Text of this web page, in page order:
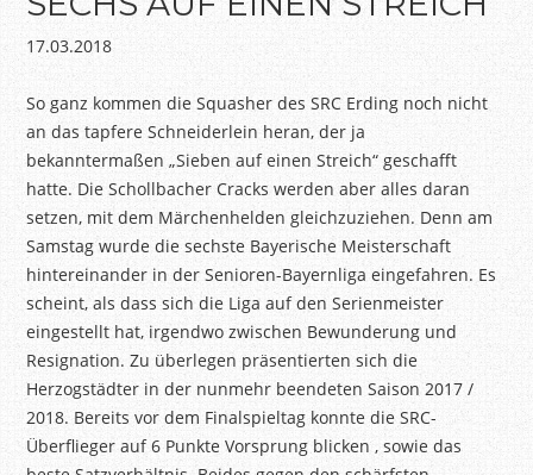
17.03.2018
So ganz kommen die Squasher des SRC Erding noch nicht
an das tapfere Schneiderlein heran, der ja
bekanntermaßen „Sieben auf einen Streich“ geschafft
hatte. Die Schollbacher Cracks werden aber alles daran
setzen, mit dem Märchenhelden gleichzuziehen. Denn am
Samstag wurde die sechste Bayerische Meisterschaft
hintereinander in der Senioren-Bayernliga eingefahren. Es
scheint, als dass sich die Liga auf den Serienmeister
eingestellt hat, irgendwo zwischen Bewunderung und
Resignation. Zu überlegen präsentierten sich die
Herzogstädter in der nunmehr beendeten Saison 2017 /
2018. Bereits vor dem Finalspieltag konnte die SRC-
Überflieger auf 6 Punkte Vorsprung blicken , sowie das